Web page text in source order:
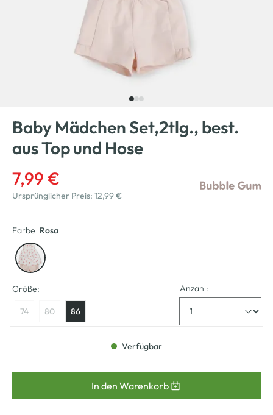
Baby Mädchen Set,2tlg., best.
aus Top und Hose
7,99 €
Ursprünglicher Preis: 12,99 €
Farbe Rosa
Größe:
74 80 86
Anzahl:
Verfügbar
In den Warenkorb